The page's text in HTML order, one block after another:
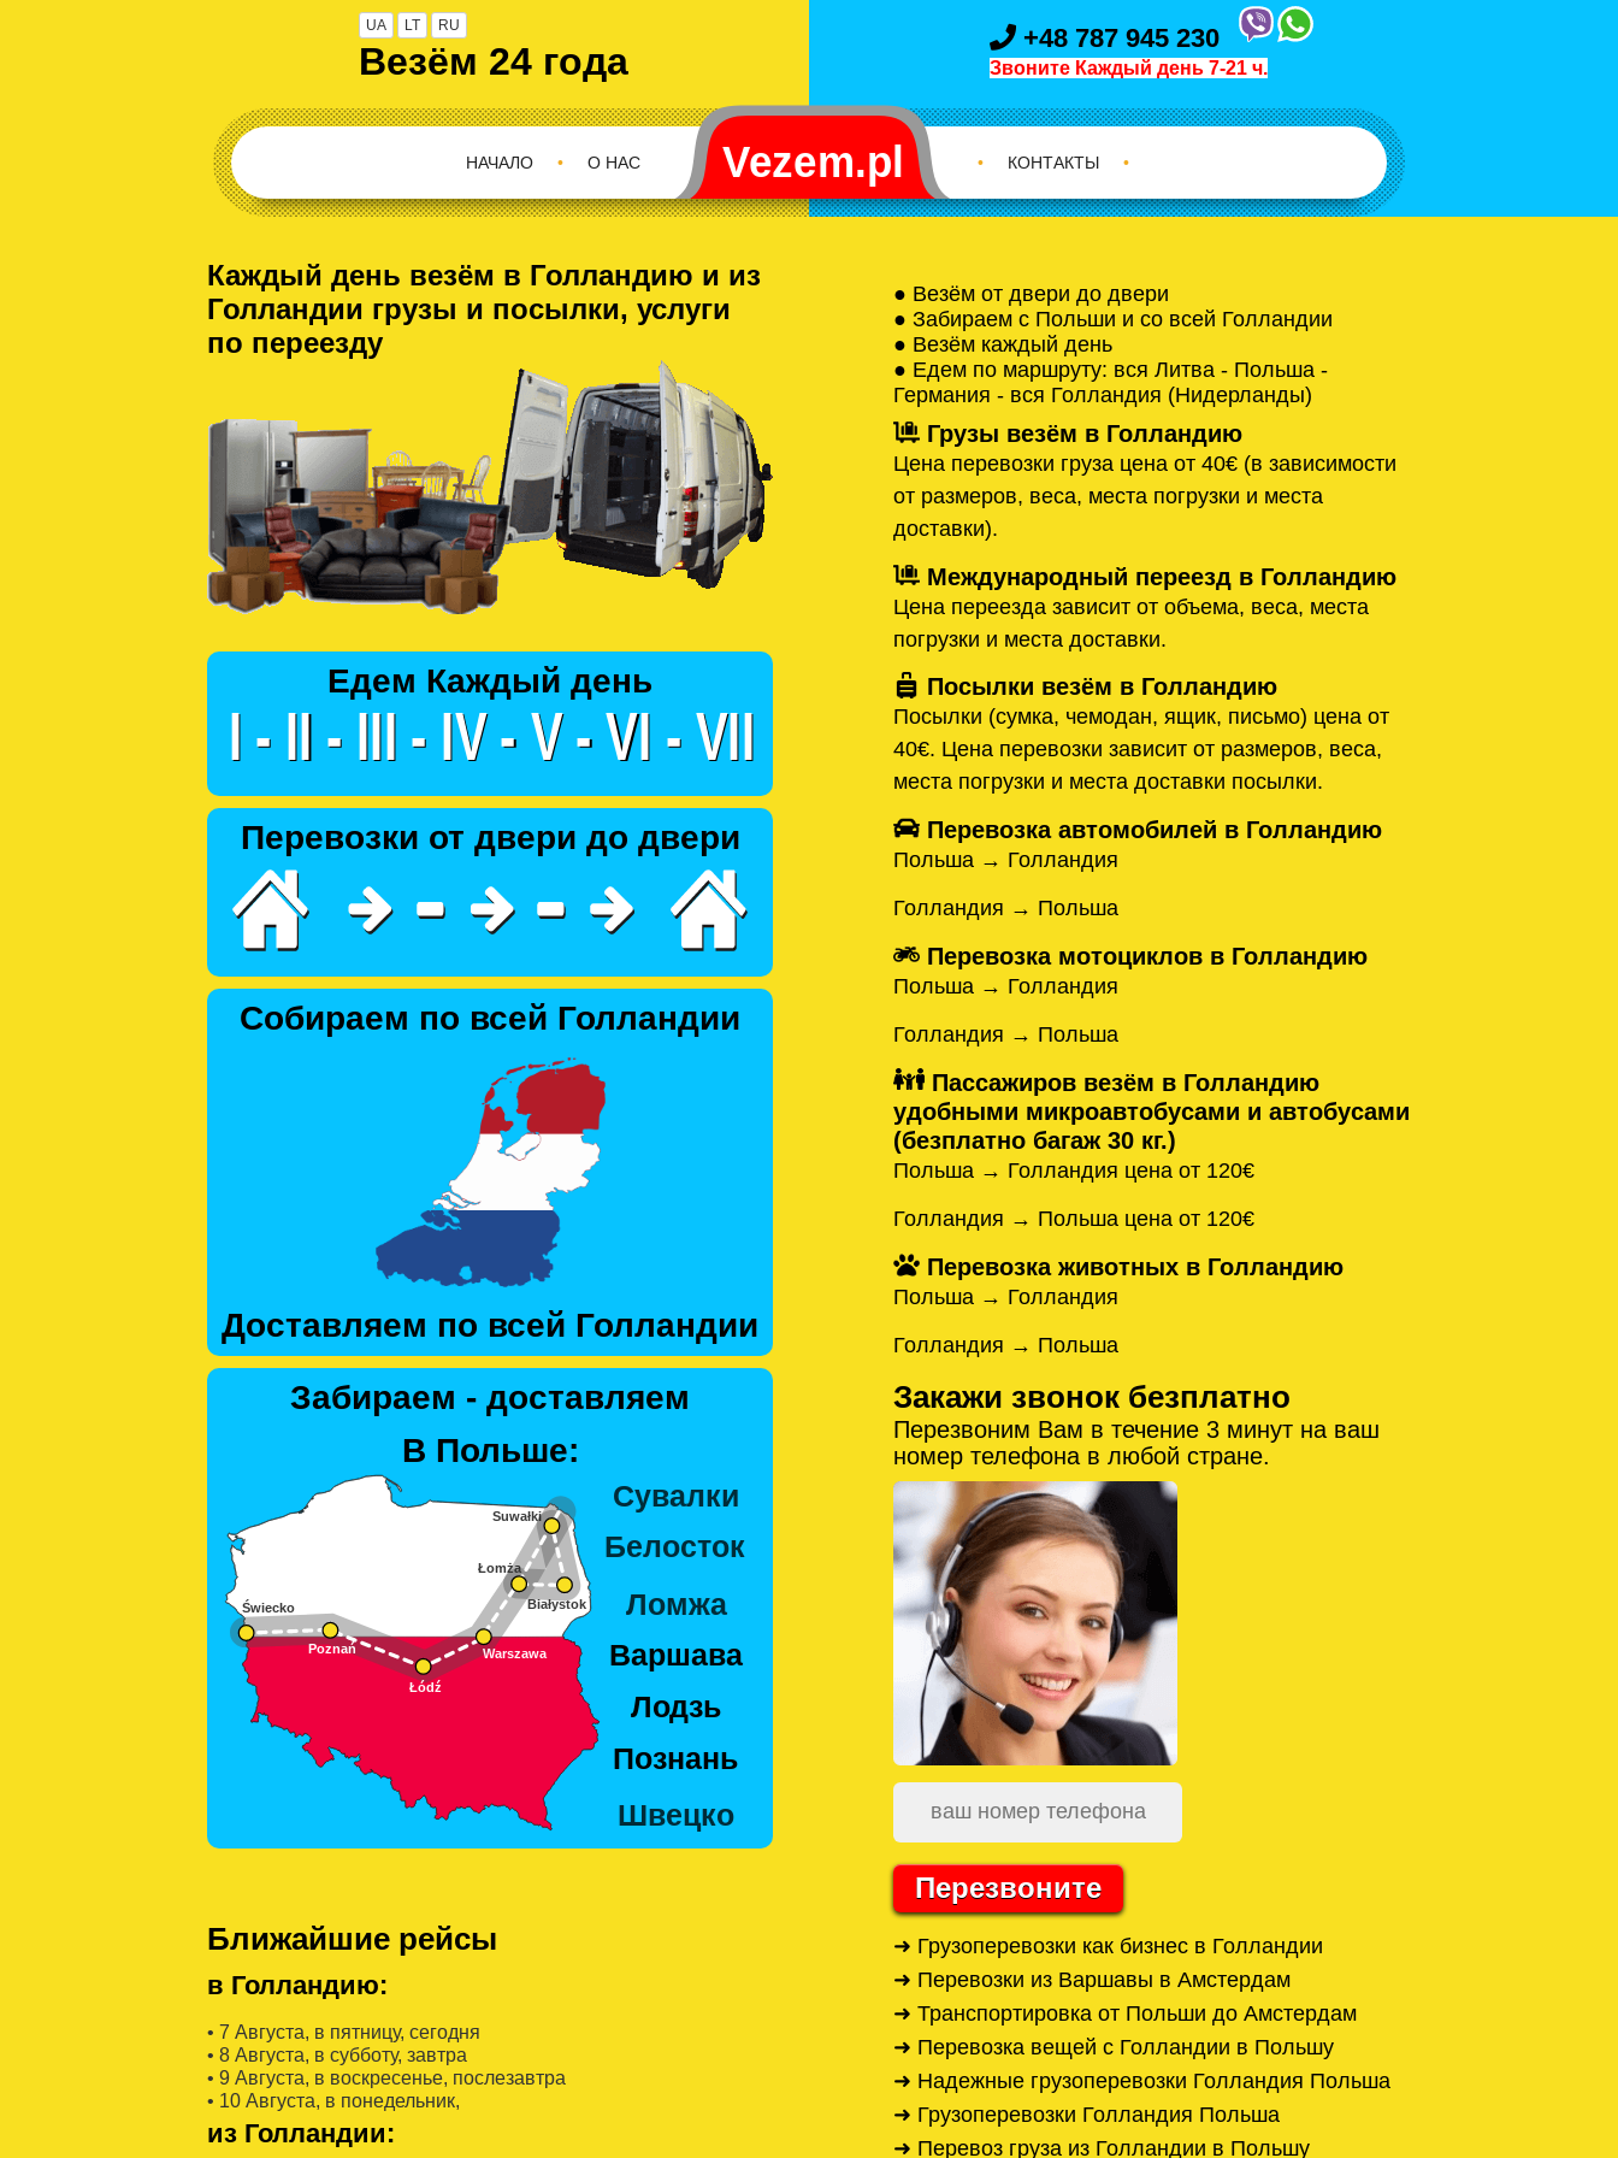
UA LT RU
Везём 24 года
+48 787 945 230
Звоните Каждый день 7-21 ч.
О НАС
•
НАЧАЛО • КОНТАКТЫ •
Каждый день везём в Голландию и из
Голландии грузы и посылки, услуги
по переезду
Едем Каждый день
Перевозки от двери до двери
Собираем по всей Голландии
Доставляем по всей Голландии
Забираем - доставляем
В Польше:
Ближайшие рейсы
в Голландию:
• 7 Августa, в пятницу, сегодня
• 8 Августa, в субботу, завтра
• 9 Августa, в воскресенье, послезавтра
• 10 Августa, в понедельник,
из Голландии:
● Везём от двери до двери
● Забираем с Польши и со всей Голландии
● Везём каждый день
● Едем по маршруту: вся Литва - Польша -
Германия - вся Голландия (Нидерланды)
Грузы везём в Голландию
Цена перевозки груза цена от 40€ (в зависимости
от размеров, веса, места погрузки и места
доставки).
Международный переезд в Голландию
Цена переезда зависит от объема, веса, места
погрузки и места доставки.
Посылки везём в Голландию
Посылки (сумка, чемодан, ящик, письмо) цена от
40€. Цена перевозки зависит от размеров, веса,
места погрузки и места доставки посылки.
Перевозка автомобилей в Голландию
Польша → Голландия
Голландия → Польша
Перевозка мотоциклов в Голландию
Польша → Голландия
Голландия → Польша
Пассажиров везём в Голландию
удобными микроавтобусами и автобусами
(безплатно багаж 30 кг.)
Польша → Голландия цена от 120€
Голландия → Польша цена от 120€
Перевозка животных в Голландию
Польша → Голландия
Голландия → Польша
Закажи звонок безплатно
Перезвоним Вам в течение 3 минут на ваш
номер телефона в любой стране.
Перезвоните
➜ Грузоперевозки как бизнес в Голландии
➜ Перевозки из Варшавы в Амстердам
➜ Транспортировка от Польши до Амстердам
➜ Перевозка вещей с Голландии в Польшу
➜ Надежные грузоперевозки Голландия Польша
➜ Грузоперевозки Голландия Польша
➜ Перевоз груза из Голландии в Польшу